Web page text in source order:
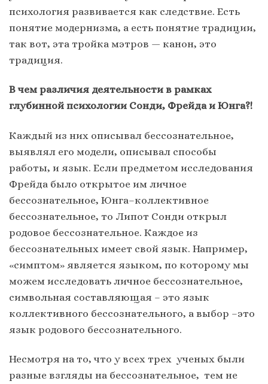
психология развивается как следствие. Есть
понятие модернизма, а есть понятие традиции,
так вот, эта тройка мэтров — канон, это
традиция.
В чем различия деятельности в рамках
глубинной психологии Сонди, Фрейда и Юнга?!
Каждый из них описывал бессознательное,
выявлял его модели, описывал способы
работы, и язык. Если предметом исследования
Фрейда было открытое им личное
бессознательное, Юнга–коллективное
бессознательное, то Липот Сонди открыл
родовое бессознательное. Каждое из
бессознательных имеет свой язык. Например,
«симптом» является языком, по которому мы
можем исследовать личное бессознательное,
символьная составляющая – это язык
коллективного бессознательного, а выбор –это
язык родового бессознательного.
Несмотря на то, что у всех трех ученых были
разные взгляды на бессознательное, тем не